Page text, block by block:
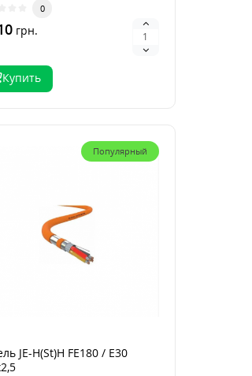
0
грн.
Купить
Популярный
JE-H(St)H FE180 / E30